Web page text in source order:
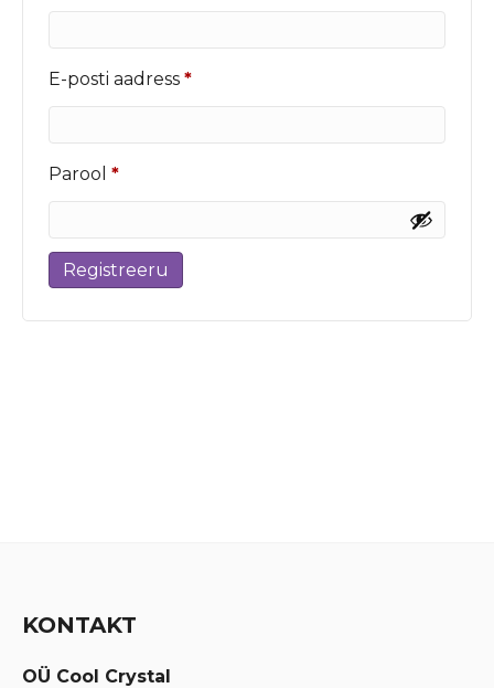
E-posti aadress *Nõutud
Parool *Nõutud
Registreeru
KONTAKT
OÜ Cool Crystal